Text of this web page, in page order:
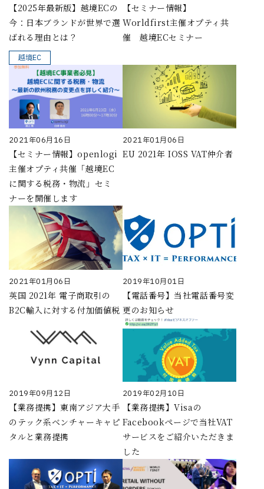
【2025年最新版】越境ECの
今：日本ブランドが世界で選
ばれる理由とは？
越境EC
【セミナー情報】
Worldfirst主催オプティ共
催 越境ECセミナー
2021年06月16日
【セミナー情報】openlogi
主催オプティ共催「越境EC
に関する税務・物流」セミ
ナーを開催します
2021年01月06日
EU 2021年 IOSS VAT仲介者
2021年01月06日
英国 2021年 電子商取引の
B2C輸入に対する付加価値税
2019年10月01日
【電話番号】当社電話番号変
更のお知らせ
2019年09月12日
【業務提携】東南アジア大手
のテック系ベンチャーキャピ
タルと業務提携
2019年02月10日
【業務提携】Visaの
Facebookページで当社VAT
サービスをご紹介いただきま
した